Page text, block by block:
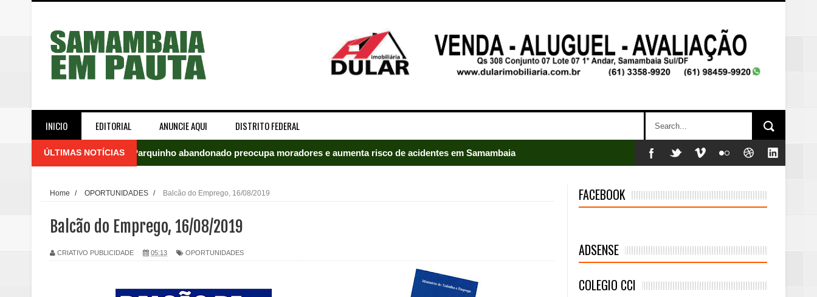
INICIO EDITORIAL ANUNCIE AQUI DISTRITO FEDERAL
ÚLTIMAS NOTÍCIAS Parquinho abandonado preocupa moradores e aumenta risco de acidentes em Samambaia
Incêndio atinge carro estacionado em Samambaia
Celina Leão abre 8,4 pontos sobre Arruda e lidera disputa pelo GDF
Quinto "saidão" do ano libera 1,5 mil detentos no DF
Home / OPORTUNIDADES / Balcão do Emprego, 16/08/2019
Balcão do Emprego, 16/08/2019
CRIATIVO PUBLICIDADE 05:13 OPORTUNIDADES
FACEBOOK
ADSENSE
COLEGIO CCI